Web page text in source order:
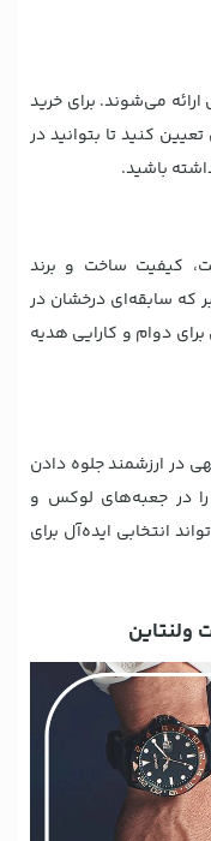
می‌شوند. برای خرید
کنید تا بتوانید در
باشید.
کیفیت ساخت و برند
که سابقه‌ای درخشان در
دوام و کارایی هدیه
در ارزشمند جلوه دادن
در جعبه‌های لوکس و
انتخابی ایده‌آل برای
ولنتاین